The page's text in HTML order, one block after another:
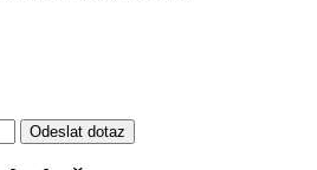
Odeslat dotaz